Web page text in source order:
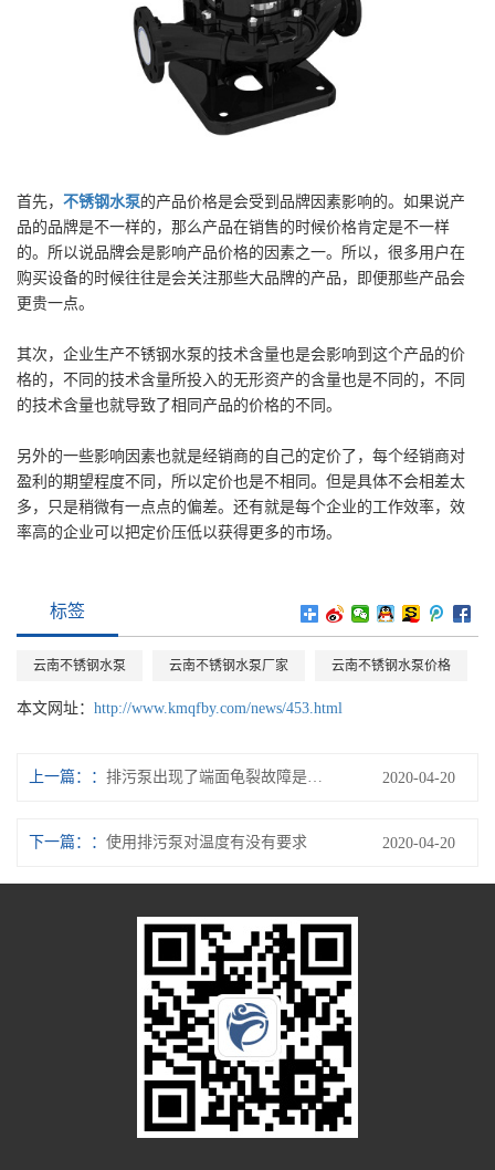
首先， 不锈钢水泵的产品价格是会受到品牌因素影响的。如果说产
品的品牌是不一样的，那么产品在销售的时候价格肯定是不一样
的。所以说品牌会是影响产品价格的因素之一。所以，很多用户在
购买设备的时候往往是会关注那些大品牌的产品，即便那些产品会
更贵一点。
其次，企业生产不锈钢水泵的技术含量也是会影响到这个产品的价
格的，不同的技术含量所投入的无形资产的含量也是不同的，不同
的技术含量也就导致了相同产品的价格的不同。
另外的一些影响因素也就是经销商的自己的定价了，每个经销商对
盈利的期望程度不同，所以定价也是不相同。但是具体不会相差太
多，只是稍微有一点点的偏差。还有就是每个企业的工作效率，效
率高的企业可以把定价压低以获得更多的市场。
标签
云南不锈钢水泵 云南不锈钢水泵厂家 云南不锈钢水泵价格
本文网址： http://www.kmqfby.com/news/453.html
上一篇： 排污泵出现了端面龟裂故障是什么原因 2020-04-20
下一篇： 使用排污泵对温度有没有要求 2020-04-20